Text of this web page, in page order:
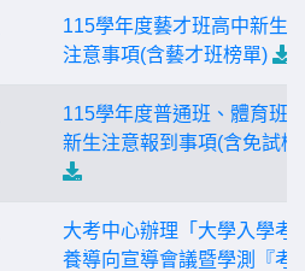
115學年度藝才班高中新生
注意事項(含藝才班榜單)
115學年度普通班、體育班
新生注意報到事項(含免試榜
大考中心辦理「大學入學考
養導向宣導會議暨學測『考